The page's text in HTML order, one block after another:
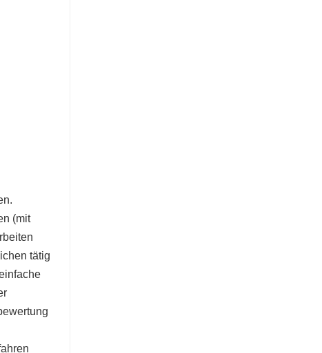
(mit
tätig